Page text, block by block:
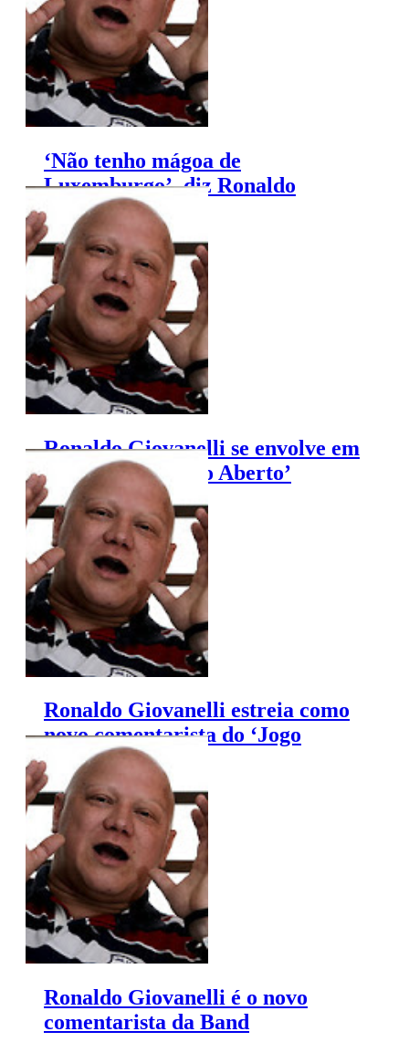
‘Não tenho mágoa de
Luxemburgo’, diz Ronaldo
Giovanelli
Ronaldo Giovanelli se envolve em
polêmica no ‘Jogo Aberto’
Ronaldo Giovanelli estreia como
novo comentarista do ‘Jogo
Aberto’
Ronaldo Giovanelli é o novo
comentarista da Band